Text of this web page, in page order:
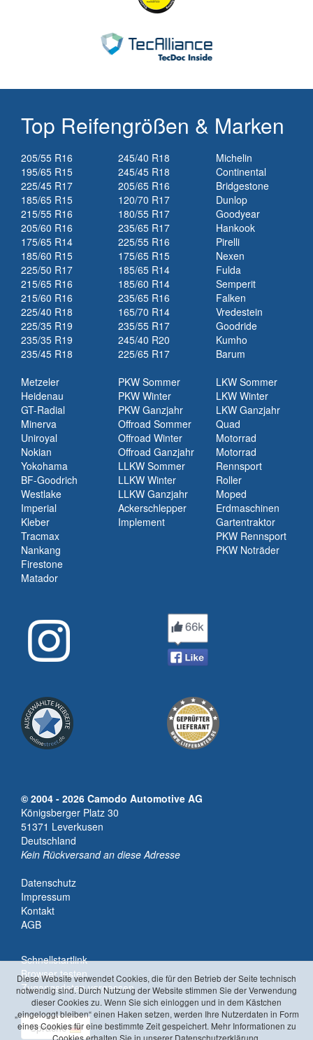
Top Reifengrößen & Marken
205/55 R16
195/65 R15
225/45 R17
185/65 R15
215/55 R16
205/60 R16
175/65 R14
185/60 R15
225/50 R17
215/65 R16
215/60 R16
225/40 R18
225/35 R19
235/35 R19
235/45 R18
245/40 R18
245/45 R18
205/65 R16
120/70 R17
180/55 R17
235/65 R17
225/55 R16
175/65 R15
185/65 R14
185/60 R14
235/65 R16
165/70 R14
235/55 R17
245/40 R20
225/65 R17
Michelin
Continental
Bridgestone
Dunlop
Goodyear
Hankook
Pirelli
Nexen
Fulda
Semperit
Falken
Vredestein
Goodride
Kumho
Barum
Metzeler
Heidenau
GT-Radial
Minerva
Uniroyal
Nokian
Yokohama
BF-Goodrich
Westlake
Imperial
Kleber
Tracmax
Nankang
Firestone
Matador
PKW Sommer
PKW Winter
PKW Ganzjahr
Offroad Sommer
Offroad Winter
Offroad Ganzjahr
LLKW Sommer
LLKW Winter
LLKW Ganzjahr
Ackerschlepper
Implement
LKW Sommer
LKW Winter
LKW Ganzjahr
Quad
Motorrad
Motorrad
Rennsport
Roller
Moped
Erdmaschinen
Gartentraktor
PKW Rennsport
PKW Noträder
© 2004 - 2026 Camodo Automotive AG
Königsberger Platz 30
51371 Leverkusen
Deutschland
Kein Rückversand an diese Adresse
Datenschutz
Impressum
Kontakt
AGB
Schnellstartlink
Browser testen
Zugangsdaten vergessen
Sprache
Diese Website verwendet Cookies, die für den Betrieb der Seite technisch
notwendig sind. Durch Nutzung der Website stimmen Sie der Verwendung
dieser Cookies zu. Wenn Sie sich einloggen und in dem Kästchen
„eingeloggt bleiben“ einen Haken setzen, werden Ihre Nutzerdaten in Form
eines Cookies für eine bestimmte Zeit gespeichert. Mehr Informationen zu
Cookies erhalten Sie in unserer Datenschutzerklärung.